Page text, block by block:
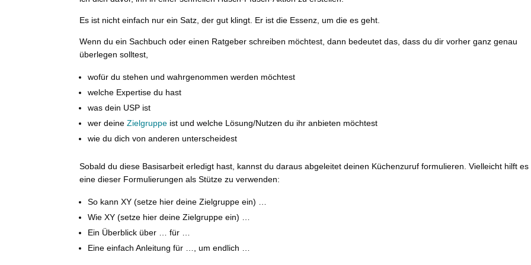
Es ist nicht einfach nur ein Satz, der gut klingt. Er ist die Essenz, um die es geht.
Wenn du ein Sachbuch oder einen Ratgeber schreiben möchtest, dann bedeutet das, dass du dir vorher ganz genau
überlegen solltest,
wofür du stehen und wahrgenommen werden möchtest
welche Expertise du hast
was dein USP ist
wer deineZielgruppe ist und welche Lösung/Nutzen du ihr anbieten möchtest
wie du dich von anderen unterscheidest
Sobald du diese Basisarbeit erledigt hast, kannst du daraus abgeleitet deinen Küchenzuruf formulieren. Vielleicht hilft es
eine dieser Formulierungen als Stütze zu verwenden:
So kann XY (setze hier deine Zielgruppe ein) …
Wie XY (setze hier deine Zielgruppe ein) …
Ein Überblick über … für …
Eine einfach Anleitung für …, um endlich …